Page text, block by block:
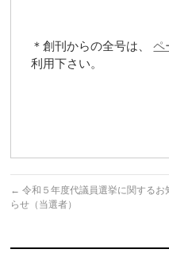
＊創刊からの全号は、ペ
利用下さい。
← 令和５年度代議員選挙に関するお
らせ（当選者）